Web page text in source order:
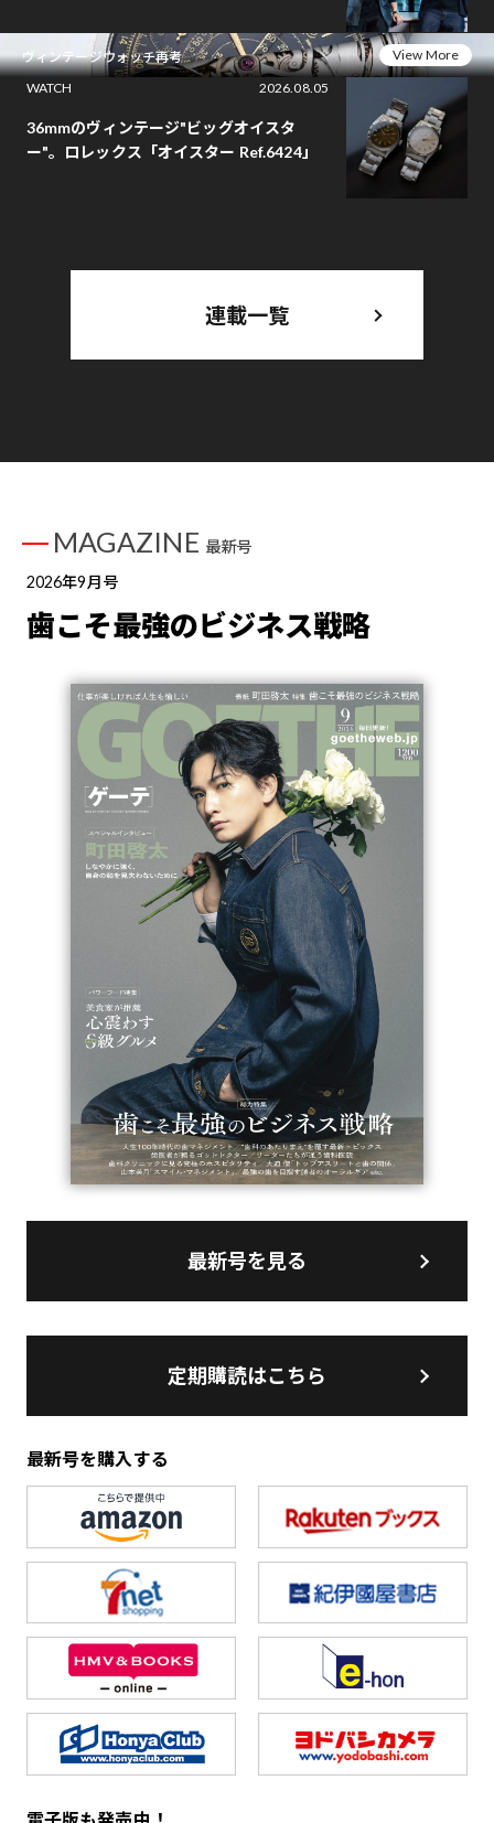
ヴィンテージウォッチ再考
View More
WATCH
2026.08.05
36mmのヴィンテージ"ビッグオイスタ
ー"。ロレックス「オイスター Ref.6424」
連載一覧
MAGAZINE 最新号
2026年9月号
歯こそ最強のビジネス戦略
最新号を見る
定期購読はこちら
最新号を購入する